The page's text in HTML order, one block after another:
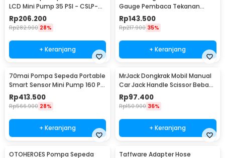
LCD Mini Pump 35 PSI - CSLP-
A01
Rp206.200
Rp282.900 28%
+ Keranjang
Gauge Pembaca Tekanan
Angin LCD - DP-201
Rp143.500
Rp217.900 35%
+ Keranjang
70mai Pompa Sepeda Portable
Smart Sensor Mini Pump 160 PSI
- Midrive TP03
Rp413.500
Rp566.900 28%
+ Keranjang
MrJack Dongkrak Mobil Manual
Car Jack Handle Scissor Beban
2 Ton - MJ01
Rp97.400
Rp150.900 36%
+ Keranjang
OTOHEROES Pompa Sepeda
Taffware Adapter Hose